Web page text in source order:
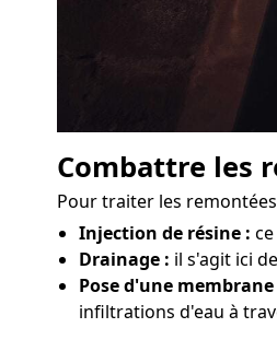
Combattre les
Pour traiter les
Injection de résine :
Drainage : il s'agit ici
Pose d'une
infiltrations d'eau à